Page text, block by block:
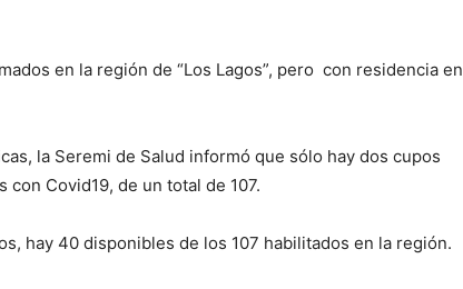
en la región de “Los Lagos”, pero con residencia en
la Seremi de Salud informó que sólo hay dos cupos
Covid19, de un total de 107.
hay 40 disponibles de los 107 habilitados en la región.